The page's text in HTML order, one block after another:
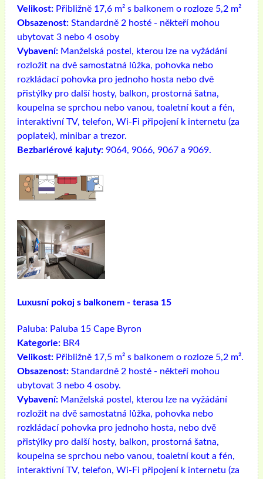
Velikost: Přibližně 17,6 m² s balkonem o rozloze 5,2 m²
Obsazenost: Standardně 2 hosté - někteří mohou
ubytovat 3 nebo 4 osoby
Vybavení: Manželská postel, kterou lze na vyžádání
rozložit na dvě samostatná lůžka, pohovka nebo
rozkládací pohovka pro jednoho hosta nebo dvě
přistýlky pro další hosty, balkon, prostorná šatna,
koupelna se sprchou nebo vanou, toaletní kout a fén,
interaktivní TV, telefon, Wi-Fi připojení k internetu (za
poplatek), minibar a trezor.
Bezbariérové ​​kajuty: 9064, 9066, 9067 a 9069.
Luxusní pokoj s balkonem - terasa 15
Paluba: Paluba 15 Cape Byron
Kategorie: BR4
Velikost: Přibližně 17,5 m² s balkonem o rozloze 5,2 m².
Obsazenost: Standardně 2 hosté - někteří mohou
ubytovat 3 nebo 4 osoby.
Vybavení: Manželská postel, kterou lze na vyžádání
rozložit na dvě samostatná lůžka, pohovka nebo
rozkládací pohovka pro jednoho hosta, nebo dvě
přistýlky pro další hosty, balkon, prostorná šatna,
koupelna se sprchou nebo vanou, toaletní kout a fén,
interaktivní TV, telefon, Wi-Fi připojení k internetu (za